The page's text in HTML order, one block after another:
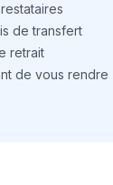
de transfert
retrait
de vous rendre